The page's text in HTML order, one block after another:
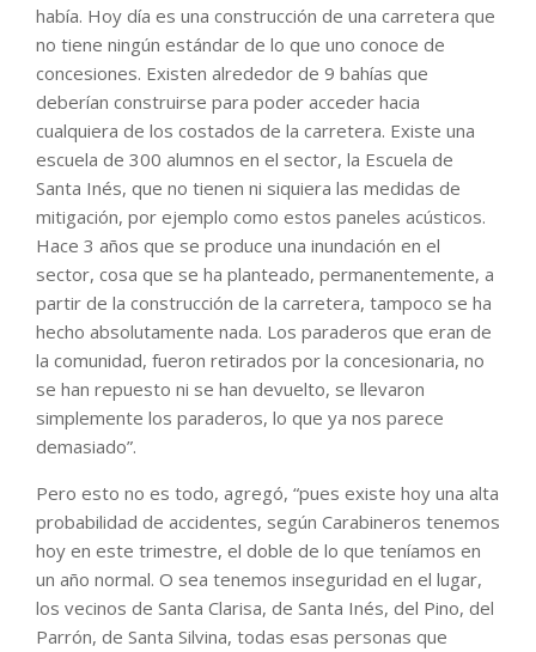
había. Hoy día es una construcción de una carretera que
no tiene ningún estándar de lo que uno conoce de
concesiones. Existen alrededor de 9 bahías que
deberían construirse para poder acceder hacia
cualquiera de los costados de la carretera. Existe una
escuela de 300 alumnos en el sector, la Escuela de
Santa Inés, que no tienen ni siquiera las medidas de
mitigación, por ejemplo como estos paneles acústicos.
Hace 3 años que se produce una inundación en el
sector, cosa que se ha planteado, permanentemente, a
partir de la construcción de la carretera, tampoco se ha
hecho absolutamente nada. Los paraderos que eran de
la comunidad, fueron retirados por la concesionaria, no
se han repuesto ni se han devuelto, se llevaron
simplemente los paraderos, lo que ya nos parece
demasiado”.
Pero esto no es todo, agregó, “pues existe hoy una alta
probabilidad de accidentes, según Carabineros tenemos
hoy en este trimestre, el doble de lo que teníamos en
un año normal. O sea tenemos inseguridad en el lugar,
los vecinos de Santa Clarisa, de Santa Inés, del Pino, del
Parrón, de Santa Silvina, todas esas personas que